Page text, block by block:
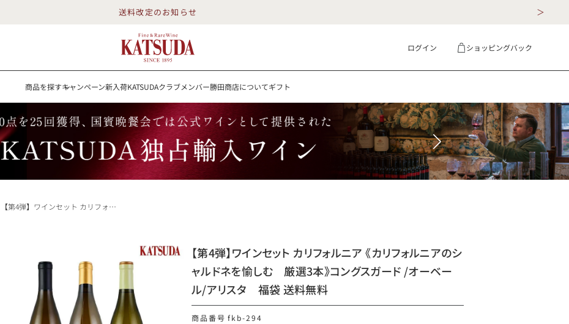
送料改定のお知らせ
ログイン ショッピングバック
商品を探すキャンペーン新入荷KATSUDAクラブメンバー勝田商店についてギフト
送料改定のお知らせ
商品を探すキャンペーン新入荷KATSUDAクラブメンバー勝田商店についてギフト
赤ワイン
白ワイン スパークリング ロゼワイン RP100点
勝田商店について
ギフトラッピング
【第4弾】ワインセット カリフォルニア 《カリフォルニアのシャルドネを愉しむ 厳選3本》コングスガード /オーベール/アリスタ 福袋 送料無料
【第4弾】ワインセット カリフォルニア 《カリフォルニアのシ
ャルドネを愉しむ 厳選3本》コングスガード /オーベー
ル/アリスタ 福袋 送料無料
商品番号 fkb-294